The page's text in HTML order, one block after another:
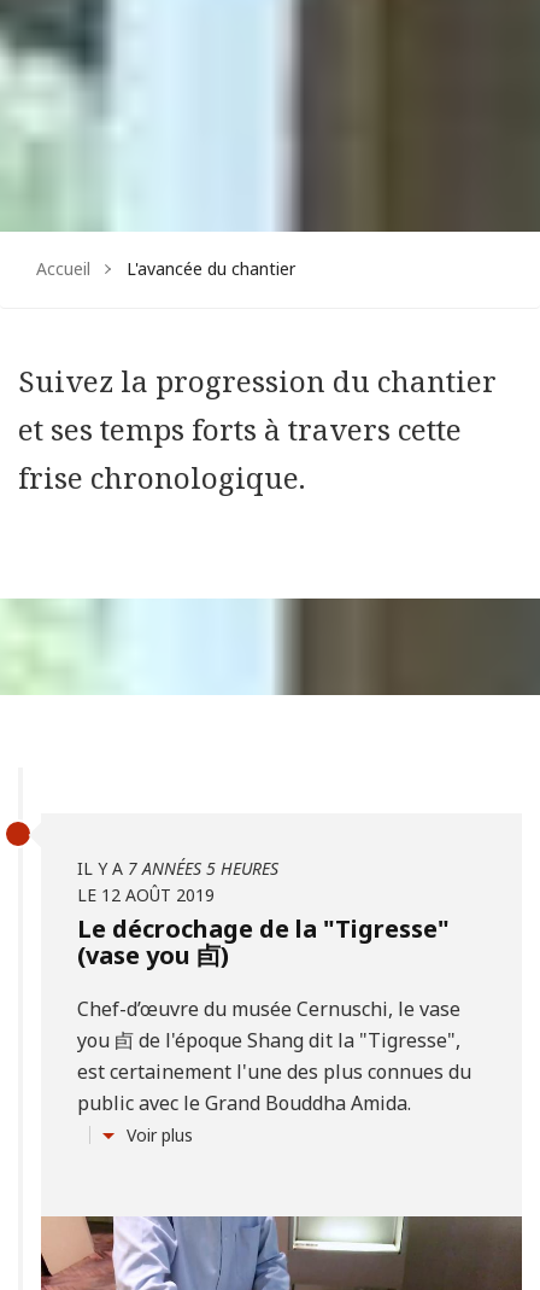
Accueil L'avancée du chantier
Suivez la progression du chantier
et ses temps forts à travers cette
frise chronologique.
IL Y A 7 ANNÉES 5 HEURES
LE 12 AOÛT 2019
Le décrochage de la "Tigresse"
(vase you 卣)
Chef-d’œuvre du musée Cernuschi, le vase
you 卣 de l'époque Shang dit la "Tigresse",
est certainement l'une des plus connues du
public avec le Grand Bouddha Amida.
Voir plus